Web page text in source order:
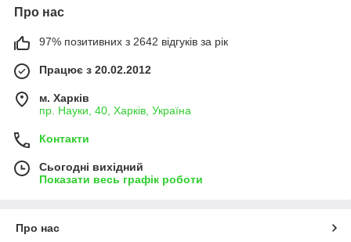
Про нас
97% позитивних з 2642 відгуків за рік
Працює з 20.02.2012
м. Харків
пр. Науки, 40, Харків, Україна
Контакти
Сьогодні вихідний
Показати весь графік роботи
Про нас